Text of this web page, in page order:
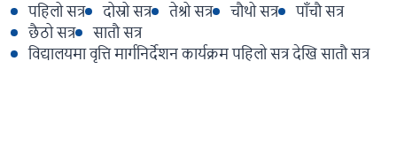
पहिलो सत्र दोस्रो सत्र तेश्रो सत्र चौथो सत्र
पाँचौ सत्र
छैठो सत्र
सातौ सत्र
विद्यालयमा वृत्ति मार्गनिर्देशन कार्यक्रम पहिलो सत्र देखि सातौ सत्र